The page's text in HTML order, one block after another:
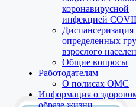
коронавирусной
инфекцией
Диспансеризация
определенных
взрослого
Общие вопросы
Работодателям
О полисах ОМС
Информация о
образе жизни